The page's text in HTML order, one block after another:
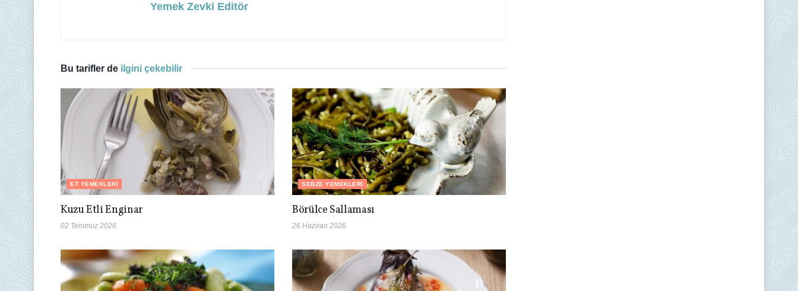
Yemek Zevki Editör
Bu tarifler de ilgini çekebilir
ET YEMEKLERI
Kuzu Etli Enginar
02 Temmuz 2026
SEBZE YEMEKLERI
Börülce Sallaması
26 Haziran 2026